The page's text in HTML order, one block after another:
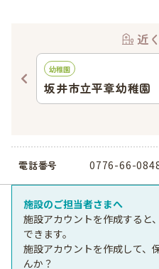
近
幼稚園
坂井市立平章幼稚園
電話番号 0776-66-
施設のご担当者さまへ
施設アカウントを作成すると
できます。
施設アカウントを作成して、
んか？